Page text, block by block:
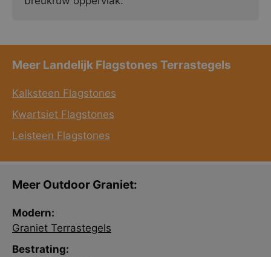
Meer Landelijk Flagstones Terrastegels
Kalksteen Flagstones
Kwartsiet Flagstones
Leisteen Flagstones
Meer Outdoor Graniet:
Modern:
Graniet Terrastegels
Bestrating: